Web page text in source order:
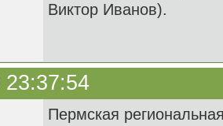
Виктор Иванов).
23:37:54
Пермская